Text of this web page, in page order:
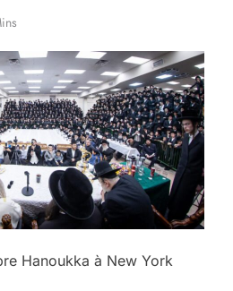
Hanoukka à New York